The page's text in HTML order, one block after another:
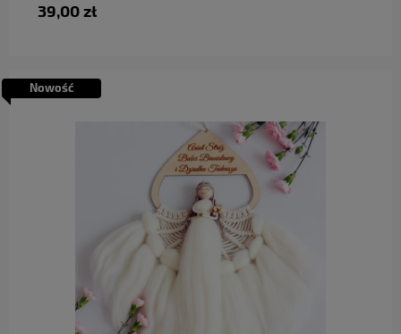
39,00 zł
Nowość